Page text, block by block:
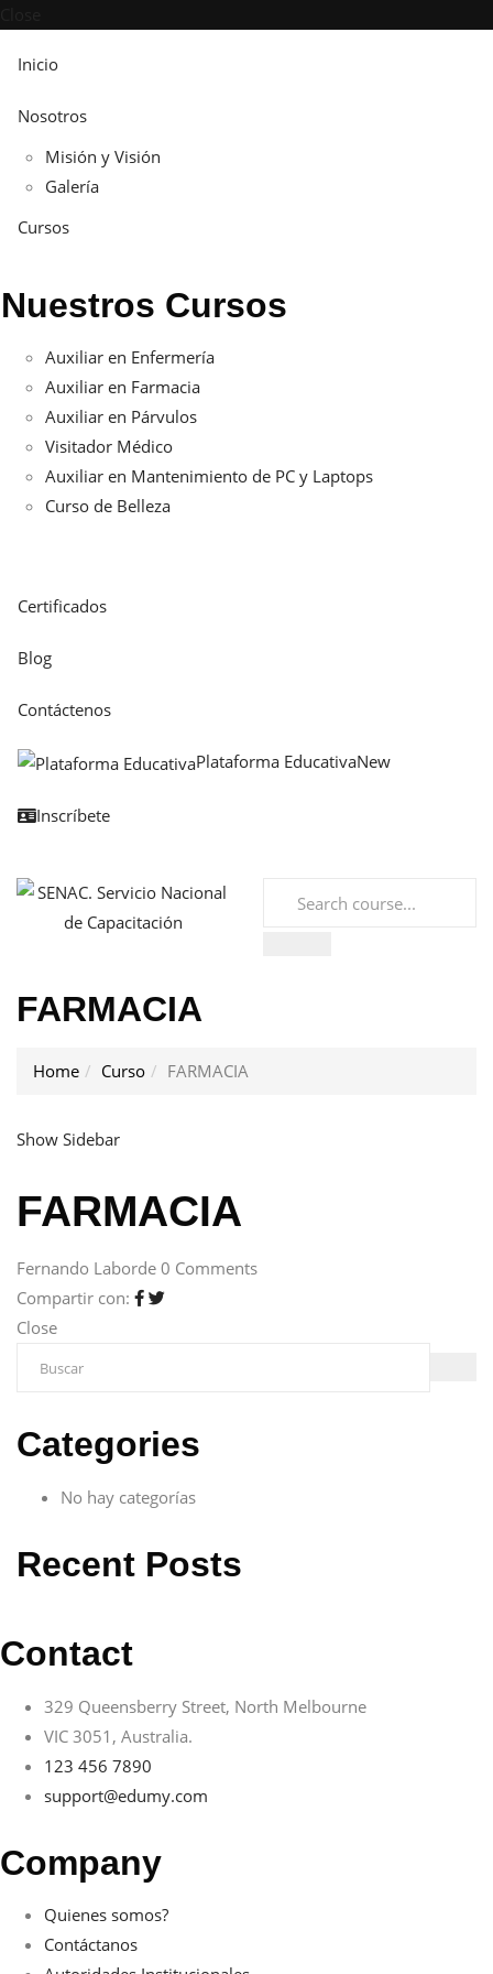
Inicio
Nosotros
Misión y Visión
Galería
Cursos
Nuestros Cursos
Auxiliar en Enfermería
Auxiliar en Farmacia
Auxiliar en Párvulos
Visitador Médico
Auxiliar en Mantenimiento de PC y Laptops
Curso de Belleza
Certificados
Blog
Contáctenos
Plataforma EducativaNew
Inscríbete
FARMACIA
Home Curso FARMACIA
Show Sidebar
FARMACIA
Fernando Laborde 0 Comments
Compartir con:
Close
Categories
No hay categorías
Recent Posts
Contact
329 Queensberry Street, North Melbourne
VIC 3051, Australia.
123 456 7890
support@edumy.com
Company
Quienes somos?
Contáctanos